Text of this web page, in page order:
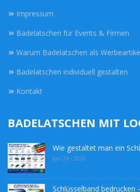
Impressum
Badelatschen für Events & Firmen
Warum Badelatschen als
Badelatschen individuell gestalten
Kontakt
BADELATSCHEN MIT
Wie gestaltet man ein
Jun 24 - 2026
Schlüsselband bedrucken